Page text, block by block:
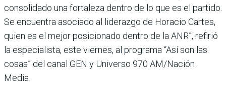
consolidado una fortaleza dentro de lo que es el partido.
Se encuentra asociado al liderazgo de Horacio Cartes,
quien es el mejor posicionado dentro de la ANR”, refirió
la especialista, este viernes, al programa “Así son las
cosas” del canal GEN y Universo 970 AM/Nación
Media.